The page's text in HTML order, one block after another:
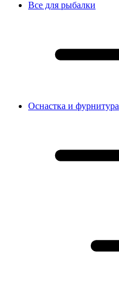
Все для рыбалки
Оснастка и фурнитура